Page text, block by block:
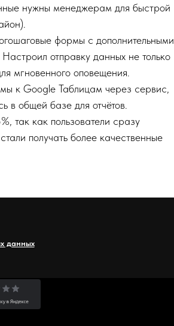
нужны менеджерам для быстрой
формы с дополнительными
отправку данных не только
мгновенного оповещения.
к Google Таблицам через сервис,
в общей базе для отчётов.
так как пользователи сразу
получать более качественные
данных